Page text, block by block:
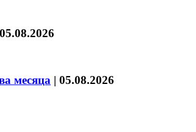
05.08.2026
месяца | 05.08.2026